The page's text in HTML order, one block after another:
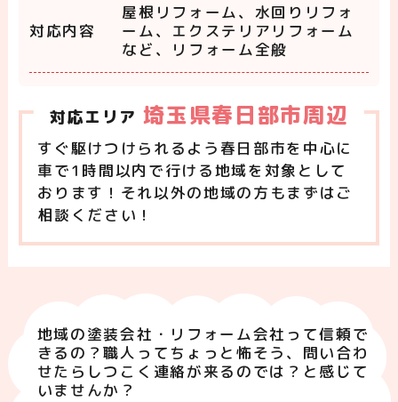
対応内容
屋根リフォーム、水回りリフォ
ーム、エクステリアリフォーム
など、リフォーム全般
対応エリア 埼玉県春日部市周辺
すぐ駆けつけられるよう春日部市を中心に
車で1時間以内で行ける地域を対象として
おります！それ以外の地域の方もまずはご
相談ください！
地域の塗装会社・リフォーム会社って信頼で
きるの？職人ってちょっと怖そう、問い合わ
せたらしつこく連絡が来るのでは？と感じて
いませんか？